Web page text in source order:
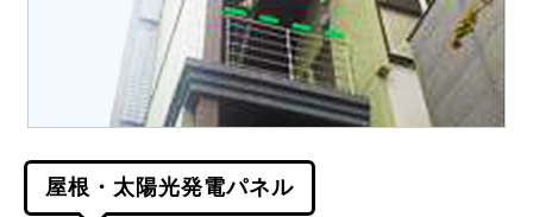
屋根・太陽光発電パネル